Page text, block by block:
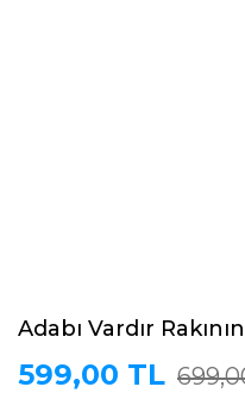
Adabı Vardır
599,00 TL